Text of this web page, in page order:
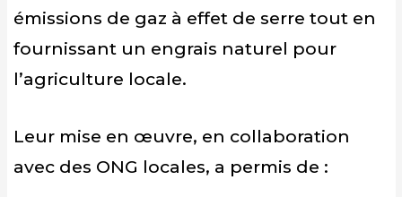
émissions de gaz à effet de serre tout en
fournissant un engrais naturel pour
l’agriculture locale.
Leur mise en œuvre, en collaboration
avec des ONG locales, a permis de :